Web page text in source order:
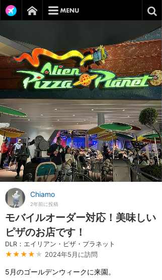
Chiamo
2年前に投稿
モバイルオーダー対応！美味しい
ピザのお店です！
DLR：エイリアン・ピザ・プラネット
★★★★ ★ 2024年5月に訪問
5月のゴールデンウィークに来園。